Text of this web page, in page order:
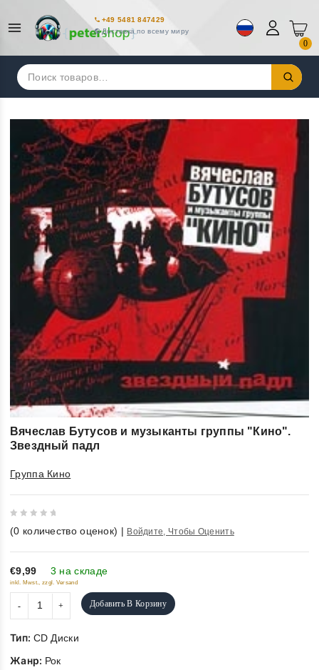
+49 5481 847429
Доставка по всему миру
0
Искать:
Вячеслав Бутусов и музыканты группы "Кино".
Звездный падл
Группа Кино
out
of
5
(0 количество оценок) | Войдите, Чтобы Оценить
€9,99 3 на складе
inkl. Mwst., zzgl. Versand
Добавить В Корзину
Тип: CD Диски
Жанр: Рок